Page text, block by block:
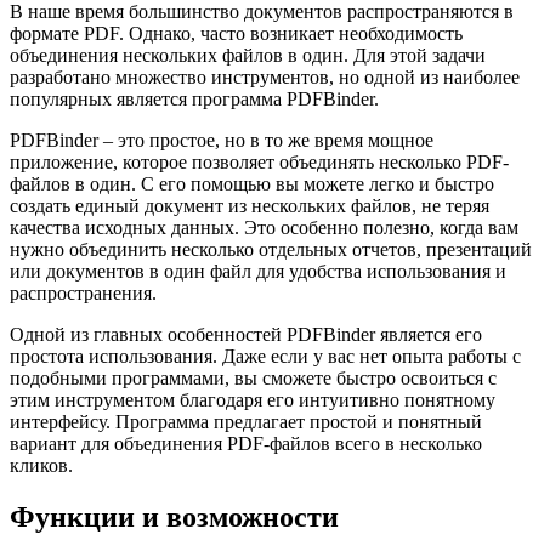
В наше время большинство документов распространяются в
формате PDF. Однако, часто возникает необходимость
объединения нескольких файлов в один. Для этой задачи
разработано множество инструментов, но одной из наиболее
популярных является программа PDFBinder.
PDFBinder – это простое, но в то же время мощное
приложение, которое позволяет объединять несколько PDF-
файлов в один. С его помощью вы можете легко и быстро
создать единый документ из нескольких файлов, не теряя
качества исходных данных. Это особенно полезно, когда вам
нужно объединить несколько отдельных отчетов, презентаций
или документов в один файл для удобства использования и
распространения.
Одной из главных особенностей PDFBinder является его
простота использования. Даже если у вас нет опыта работы с
подобными программами, вы сможете быстро освоиться с
этим инструментом благодаря его интуитивно понятному
интерфейсу. Программа предлагает простой и понятный
вариант для объединения PDF-файлов всего в несколько
кликов.
Функции и возможности